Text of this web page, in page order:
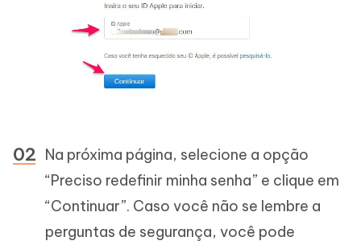
Na próxima página, selecione a opção
“Preciso redefinir minha senha” e clique em
“Continuar”. Caso você não se lembre a
perguntas de segurança, você pode